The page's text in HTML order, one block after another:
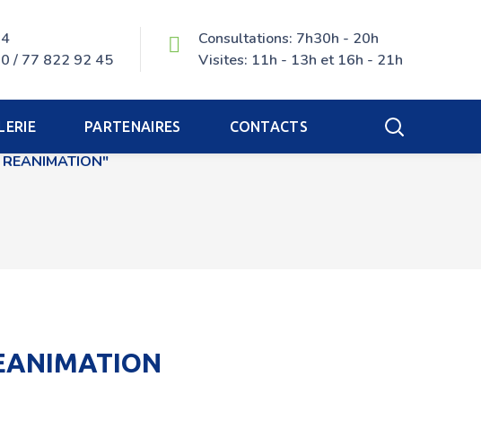
/ 77 822 92 45
Consultations: 7h30h - 20h
Visites: 11h - 13h et 16h - 21h
PARTENAIRES CONTACTS